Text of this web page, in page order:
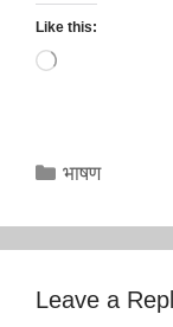
Like this:
Loading…
Categories
भाषण
Leave a